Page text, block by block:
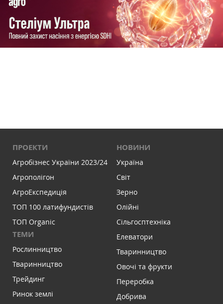
ПРОЕКТИ
Агробізнес України 2023/24
Агрополігон
АгроЕкспедиція
ТОП 100 латифундистів
ТОП Organic
ТЕМИ
Рослинництво
Тваринництво
Трейдинг
Ринок землі
НОВИНИ
Україна
Світ
Зерно
Олійні
Сільгосптехніка
Елеватори
Тваринництво
Овочі та фрукти
Переробка
Добрива